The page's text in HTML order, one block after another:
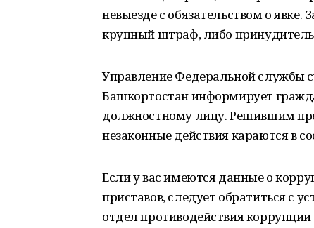
невыезде с обязательством о
крупный штраф, либо
Управление Федеральной службы
Башкортостан информирует
должностному лицу. Решившим
незаконные действия караются в
Если у вас имеются данные о
приставов, следует обратиться с
отдел противодействия